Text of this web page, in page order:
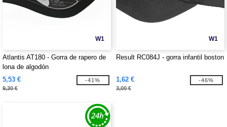
W1
Atlantis AT180 - Gorra de rapero de
lona de algodón
5,53 €
9,30 €
-41%
W1
Result RC084J - gorra infantil boston
1,62 €
3,00 €
-46%